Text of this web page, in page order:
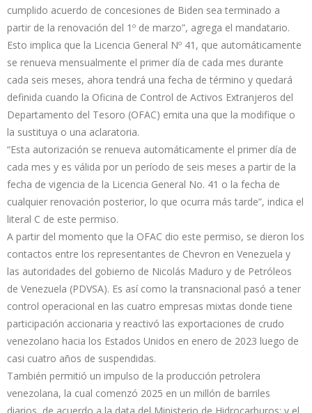
cumplido acuerdo de concesiones de Biden sea terminado a
partir de la renovación del 1º de marzo”, agrega el mandatario.
Esto implica que la Licencia General Nº 41, que automáticamente
se renueva mensualmente el primer día de cada mes durante
cada seis meses, ahora tendrá una fecha de término y quedará
definida cuando la Oficina de Control de Activos Extranjeros del
Departamento del Tesoro (OFAC) emita una que la modifique o
la sustituya o una aclaratoria.
“Esta autorización se renueva automáticamente el primer día de
cada mes y es válida por un período de seis meses a partir de la
fecha de vigencia de la Licencia General No. 41 o la fecha de
cualquier renovación posterior, lo que ocurra más tarde”, indica el
literal C de este permiso.
A partir del momento que la OFAC dio este permiso, se dieron los
contactos entre los representantes de Chevron en Venezuela y
las autoridades del gobierno de Nicolás Maduro y de Petróleos
de Venezuela (PDVSA). Es así como la transnacional pasó a tener
control operacional en las cuatro empresas mixtas donde tiene
participación accionaria y reactivó las exportaciones de crudo
venezolano hacia los Estados Unidos en enero de 2023 luego de
casi cuatro años de suspendidas.
También permitió un impulso de la producción petrolera
venezolana, la cual comenzó 2025 en un millón de barriles